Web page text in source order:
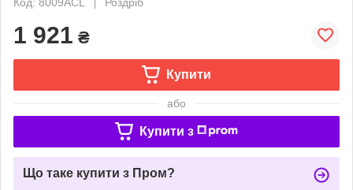
1 921 ₴
Купити
або
Купити з
Що таке купити з Пром?